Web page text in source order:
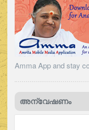
Amma App and stay
അന്വേഷണം